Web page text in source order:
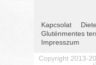
Kapcsolat
Gluténmentes
Impresszum
Copyright 2013-